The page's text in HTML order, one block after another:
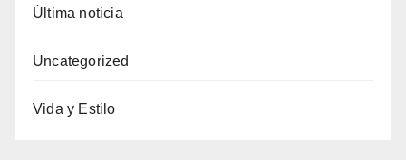
Última noticia
Uncategorized
Vida y Estilo